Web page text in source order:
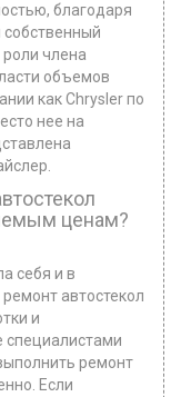
благодаря
роли члена
объемов
как Chrysler по
нее на
ценам?
себя и в
автостекол
и
специалистами
ремонт
Если